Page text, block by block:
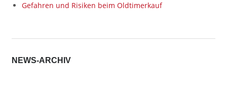
Gefahren und Risiken beim Oldtimerkauf
NEWS-ARCHIV